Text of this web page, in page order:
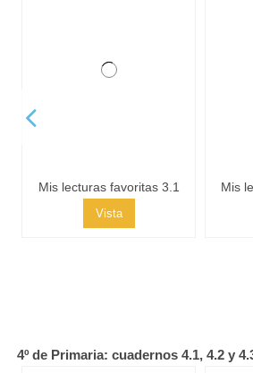
Mis lecturas favoritas 3.1
Vista
Mis
4º de Primaria: cuadernos 4.1, 4.2 y